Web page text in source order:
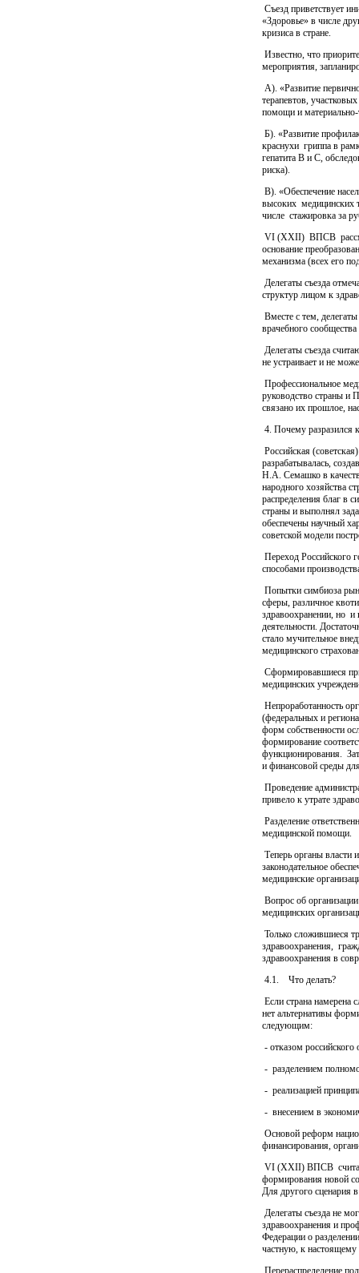
Съезд приветствует
«Здоровье» в числе
кризиса в стране.
Известно, что
мероприятия,
А). «Развитие
терапевтов,
помощи и
Б). «Развитие
краснухи гриппа в
гепатита В и С,
риска).
В). «Обеспечение
высоких медицинских
числе стажировка за
VI (ХХII) ВПСВ
основание
механизма (всех его
Делегаты съезда
структур лицом к
Вместе с тем, делегаты
врачебного
Делегаты съезда
не устраивает и не
Профессиональное
руководство страны и
связано их прошлое,
4. Почему разразился
Российская
разрабатывалась,
Н.А. Семашко в
народного хозяйства
распределения благ в
страны и выполнял
обеспечены научный
советской модели
Переход Российского
способами
Попытки симбиоза
сферы, различное
здравоохранении, но и
деятельности.
стало мучительное
медицинского
Сформировавшиеся
медицинских
Непроработанность
(федеральных и
форм собственности
формирование
функционирования.
и финансовой среды
Проведение
привело к утрате
Разделение
медицинской помощи.
Теперь органы власти
законодательное
медицинские
Вопрос об
медицинских
Только сложившиеся
здравоохранения,
здравоохранения в
4.1.
Что делать?
Если страна намерена
нет альтернативы
следующим:
- отказом российского
- разделением
- реализацией
- внесением в
Основой реформ
финансирования,
VI (ХХII) ВПСВ
формирования новой
Для другого сценария
Делегаты съезда не
здравоохранения и
Федерации о
частную, к настоящему
Перераспределение